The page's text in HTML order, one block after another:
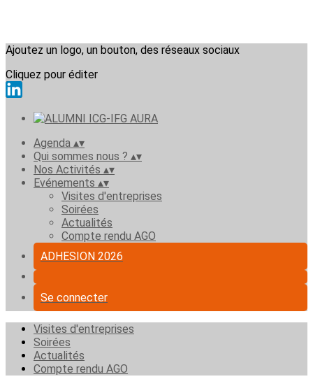
Ajoutez un logo, un bouton, des réseaux sociaux
Cliquez pour éditer
Agenda ▴▾
Qui sommes nous ? ▴▾
Nos Activités ▴▾
Evénements ▴▾
Visites d'entreprises
Soirées
Actualités
Compte rendu AGO
ADHESION 2026
Se connecter
Visites d'entreprises
Soirées
Actualités
Compte rendu AGO